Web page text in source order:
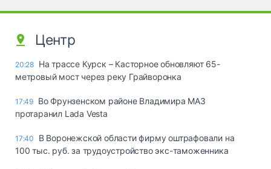
Центр
20:28 На трассе Курск – Касторное обновляют 65-
метровый мост через реку Грайворонка
17:49 Во Фрунзенском районе Владимира МАЗ
протаранил Lada Vesta
17:40
В Воронежской области фирму оштрафовали на
100 тыс. руб. за трудоустройство экс-таможенника